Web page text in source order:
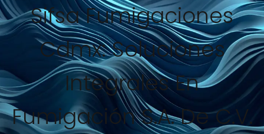
Sifsa Fumigaciones
Cdmx: Soluciones
Integrales En
Fumigación S.A. De C.V.